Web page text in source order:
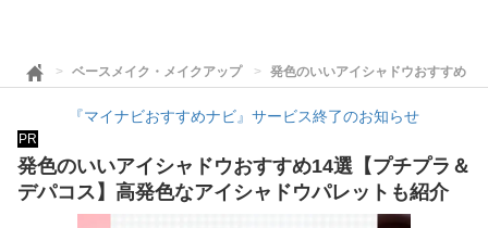
ベースメイク・メイクアップ 発色のいいアイシャドウおすすめ
『マイナビおすすめナビ』サービス終了のお知らせ
PR
発色のいいアイシャドウおすすめ14選【プチプラ＆
デパコス】高発色なアイシャドウパレットも紹介